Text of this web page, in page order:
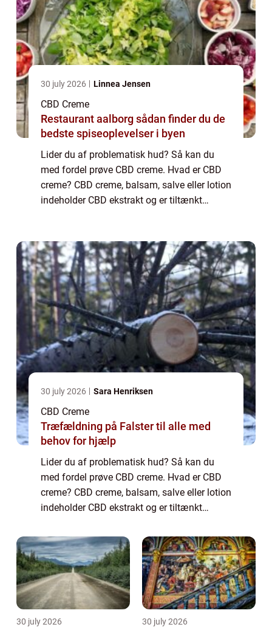
30 july 2026 Linnea Jensen
CBD Creme
Restaurant aalborg sådan finder du de
bedste spiseoplevelser i byen
Lider du af problematisk hud? Så kan du
med fordel prøve CBD creme. Hvad er CBD
creme? CBD creme, balsam, salve eller lotion
indeholder CBD ekstrakt og er tiltænkt
30 july 2026 Sara Henriksen
CBD Creme
Træfældning på Falster til alle med
behov for hjælp
Lider du af problematisk hud? Så kan du
med fordel prøve CBD creme. Hvad er CBD
creme? CBD creme, balsam, salve eller lotion
indeholder CBD ekstrakt og er tiltænkt
CBD olie eller dråber til indvortes brug e...
30 july 2026 30 july 2026